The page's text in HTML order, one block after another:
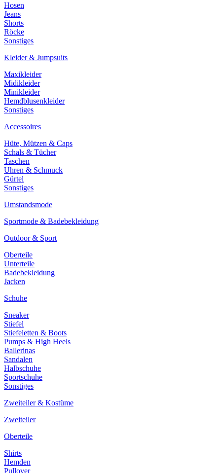
Hosen
Jeans
Shorts
Röcke
Sonstiges
Kleider & Jumpsuits
Maxikleider
Midikleider
Minikleider
Hemdblusenkleider
Sonstiges
Accessoires
Hüte, Mützen & Caps
Schals & Tücher
Taschen
Uhren & Schmuck
Gürtel
Sonstiges
Umstandsmode
Sportmode & Badebekleidung
Outdoor & Sport
Oberteile
Unterteile
Badebekleidung
Jacken
Schuhe
Sneaker
Stiefel
Stiefeletten & Boots
Pumps & High Heels
Ballerinas
Sandalen
Halbschuhe
Sportschuhe
Sonstiges
Zweiteiler & Kostüme
Zweiteiler
Oberteile
Shirts
Hemden
Pullover